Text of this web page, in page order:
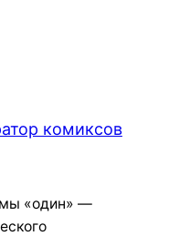
комиксов
«один» —